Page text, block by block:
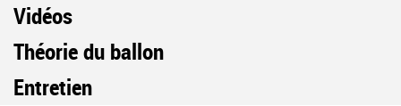
Vidéos
Théorie du ballon
Entretien